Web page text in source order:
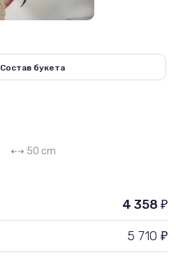
Состав букета
50 cm
4 358 ₽
5 710 ₽